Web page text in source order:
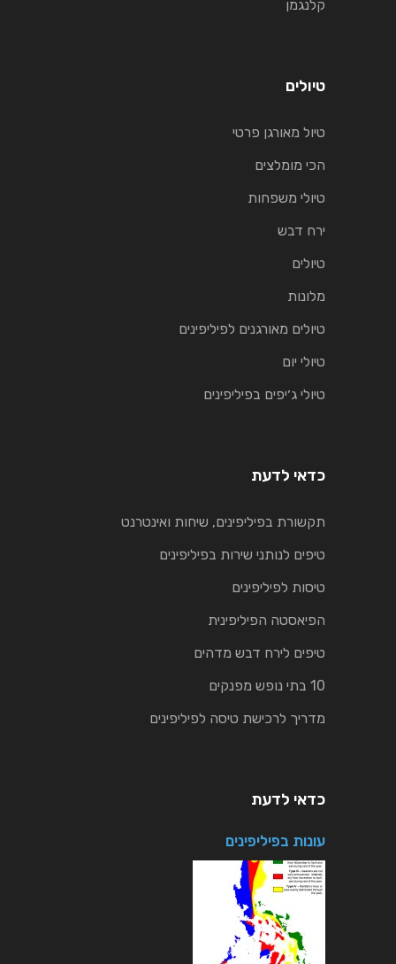
קלנגמן
טיולים
טיול מאורגן פרטי
הכי מומלצים
טיולי משפחות
ירח דבש
טיולים
מלונות
טיולים מאורגנים לפיליפינים
טיולי יום
טיולי ג׳יפים בפיליפינים
כדאי לדעת
תקשורת בפיליפינים, שיחות ואינטרנט
טיפים לנותני שירות בפיליפינים
טיסות לפיליפינים
הפיאסטה הפיליפינית
טיפים לירח דבש מדהים
10 בתי נופש מפנקים
מדריך לרכישת טיסה לפיליפינים
כדאי לדעת
עונות בפיליפינים